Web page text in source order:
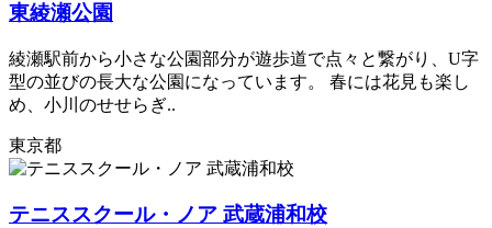
東綾瀬公園
綾瀬駅前から小さな公園部分が遊歩道で点々と繋がり、U字
型の並びの長大な公園になっています。 春には花見も楽し
め、小川のせせらぎ..
東京都
テニススクール・ノア 武蔵浦和校